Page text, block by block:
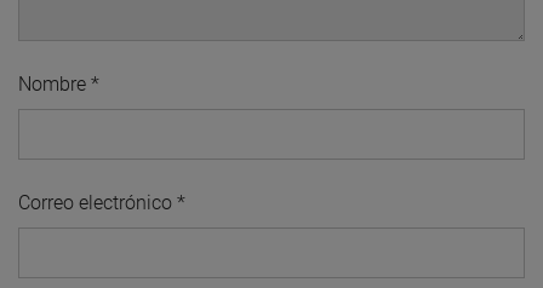
Nombre *
Correo electrónico *